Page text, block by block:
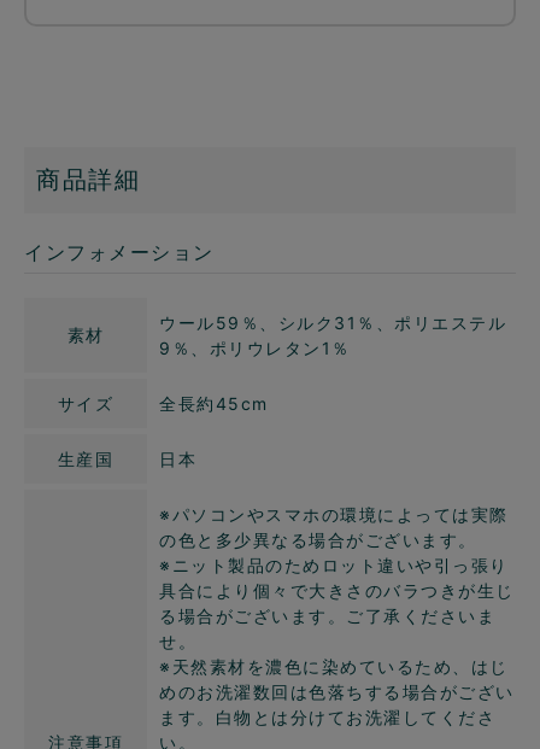
商品詳細
インフォメーション
素材
ウール59％、シルク31％、ポリエステル
9％、ポリウレタン1％
サイズ 全長約45cm
生産国 日本
注意事項
※パソコンやスマホの環境によっては実際
の色と多少異なる場合がございます。
※ニット製品のためロット違いや引っ張り
具合により個々で大きさのバラつきが生じ
る場合がございます。ご了承くださいま
せ。
※天然素材を濃色に染めているため、はじ
めのお洗濯数回は色落ちする場合がござい
ます。白物とは分けてお洗濯してくださ
い。